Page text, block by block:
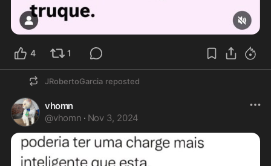
4 1
JRobertoGarcia reposted
vhomn
@vhomn · Nov 3, 2024